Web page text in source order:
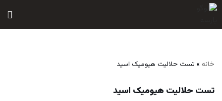
پرش
خانه » تست حلالیت هیومیک اسید
تست حلالیت هیومیک اسید